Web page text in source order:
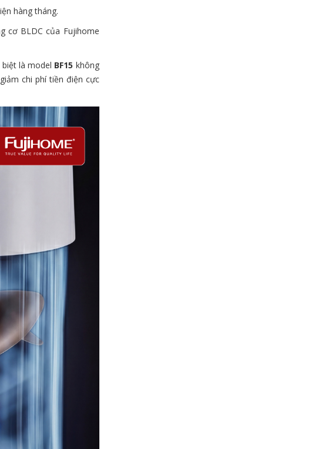
hàng tháng.
cơ BLDC của Fujihome
là model BF15 không
chi phí tiền điện cực